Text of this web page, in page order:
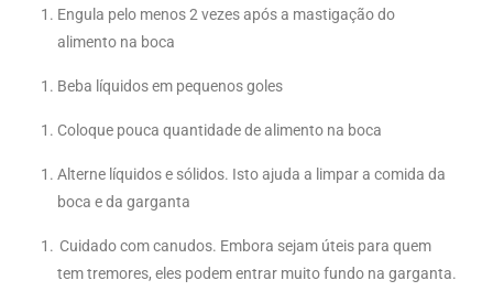
Engula pelo menos 2 vezes após a mastigação do
alimento na boca
Beba líquidos em pequenos goles
Coloque pouca quantidade de alimento na boca
Alterne líquidos e sólidos. Isto ajuda a limpar a comida da
boca e da garganta
Cuidado com canudos. Embora sejam úteis para quem
tem tremores, eles podem entrar muito fundo na garganta.